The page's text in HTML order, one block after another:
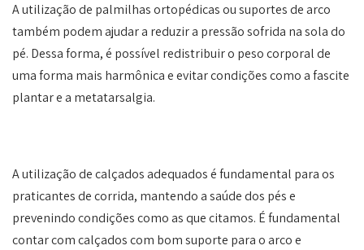
A utilização de palmilhas ortopédicas ou suportes de arco
também podem ajudar a reduzir a pressão sofrida na sola do
pé. Dessa forma, é possível redistribuir o peso corporal de
uma forma mais harmônica e evitar condições como a fascite
plantar e a metatarsalgia.
A utilização de calçados adequados é fundamental para os
praticantes de corrida, mantendo a saúde dos pés e
prevenindo condições como as que citamos. É fundamental
contar com calçados com bom suporte para o arco e